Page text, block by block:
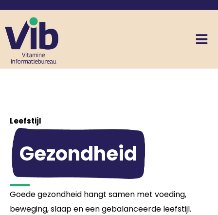
Leefstijl
Gezondheid
Goede gezondheid hangt samen met voeding,
beweging, slaap en een gebalanceerde leefstijl.